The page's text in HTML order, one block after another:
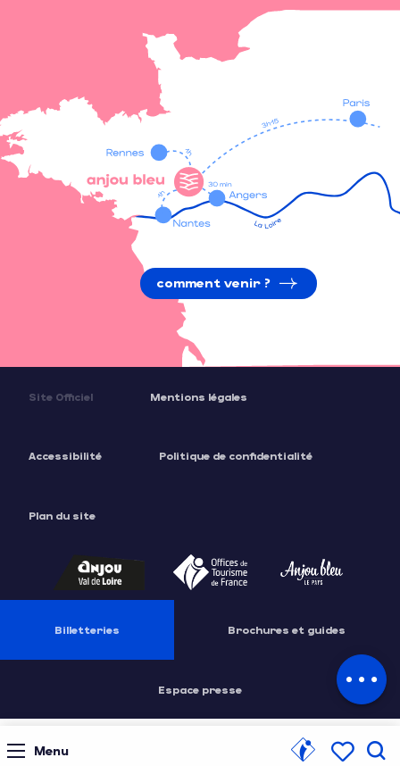
Menu
par email
comment venir ?
Site Officiel Mentions légales
Accessibilité Politique de confidentialité
Plan du site
Billetteries Brochures et guides
Espace presse